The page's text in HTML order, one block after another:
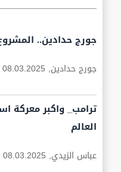
جورج حدادين..
جورج حدادين, 08.03.2025
ترامب_ واكبر معركة
العالم
عباس الزيدي, 08.03.2025